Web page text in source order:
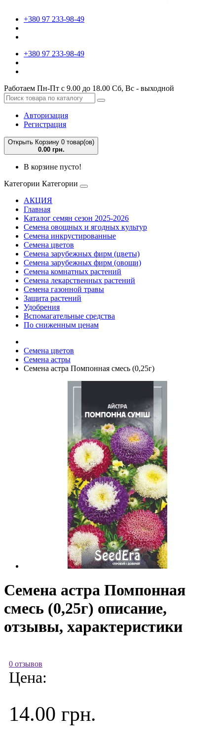
+380 97 233-98-49
+380 97 233-98-49
Работаем Пн-Пт с 9.00 до 18.00 Сб, Вс - выходной
Авторизация
Регистрация
Открыть Корзину 0 товар(ов)
0.00 грн.
В корзине пусто!
Категории Категории
АКЦИЯ
Главная
Каталог семян сезон 2025-2026
Семена овощных и ягодных культур
Семена инкрустированные
Семена цветов
Семена зарубежных фирм (цветы)
Семена зарубежных фирм (овощи)
Семена комнатных растений
Семена лекарственных растений
Семена газонной травы
Защита растений
Удобрения
Вспомагательные средства
По сниженным ценам
Семена цветов
Семена астры
Семена астра Помпонная смесь (0,25г)
Семена астра Помпонная
смесь (0,25г) описание,
отзывы, характеристики
0 отзывов
Цена:
14.00 грн.